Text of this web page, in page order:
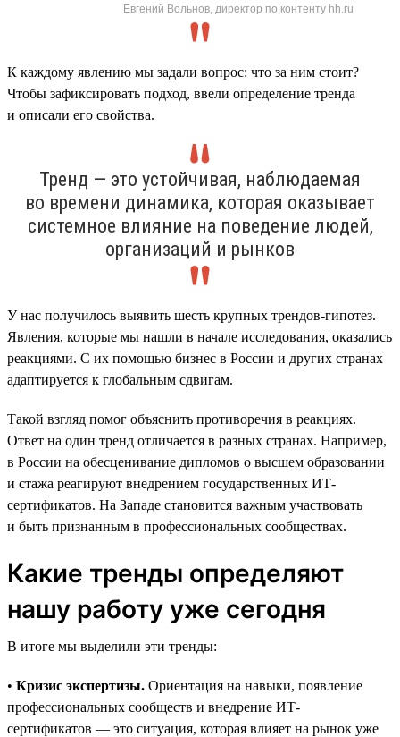
Евгений Вольнов, директор по контенту hh.ru
К каждому явлению мы задали вопрос: что за ним стоит?
Чтобы зафиксировать подход, ввели определение тренда
и описали его свойства.
Тренд — это устойчивая, наблюдаемая
во времени динамика, которая оказывает
системное влияние на поведение людей,
организаций и рынков
У нас получилось выявить шесть крупных трендов-гипотез.
Явления, которые мы нашли в начале исследования, оказались
реакциями. С их помощью бизнес в России и других странах
адаптируется к глобальным сдвигам.
Такой взгляд помог объяснить противоречия в реакциях.
Ответ на один тренд отличается в разных странах. Например,
в России на обесценивание дипломов о высшем образовании
и стажа реагируют внедрением государственных ИТ-
сертификатов. На Западе становится важным участвовать
и быть признанным в профессиональных сообществах.
Какие тренды определяют
нашу работу уже сегодня
В итоге мы выделили эти тренды:
• Кризис экспертизы. Ориентация на навыки, появление
профессиональных сообществ и внедрение ИТ-
сертификатов — это ситуация, которая влияет на рынок уже